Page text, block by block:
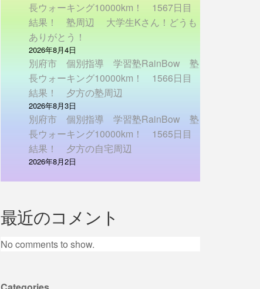
長ウォーキング10000km！ 1567日目
結果！ 塾周辺 大学生Kさん！どうも
ありがとう！
2026年8月4日
別府市 個別指導 学習塾RainBow 塾
長ウォーキング10000km！ 1566日目
結果！ 夕方の塾周辺
2026年8月3日
別府市 個別指導 学習塾RainBow 塾
長ウォーキング10000km！ 1565日目
結果！ 夕方の自宅周辺
2026年8月2日
最近のコメント
No comments to show.